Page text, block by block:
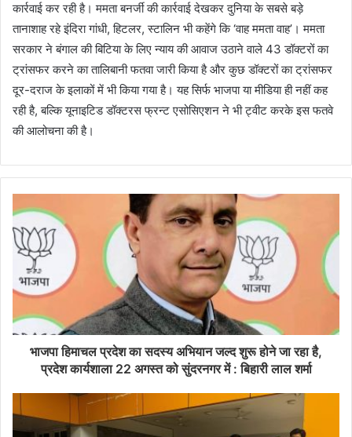
कार्रवाई कर रही है। ममता बनर्जी की कार्रवाई देखकर दुनिया के सबसे बड़े
तानाशाह रहे इंदिरा गांधी, हिटलर, स्टालिन भी कहेंगे कि ‘वाह ममता वाह’। ममता
सरकार ने बंगाल की बिटिया के लिए न्याय की आवाज उठाने वाले 43 डॉक्टरों का
ट्रांसफर करने का तालिबानी फतवा जारी किया है और कुछ डॉक्टरों का ट्रांसफर
दूर-दराज के इलाकों में भी किया गया है। यह सिर्फ भाजपा या मीडिया ही नहीं कह
रही है, बल्कि यूनाइटिड डॉक्टरस फ्रन्ट एसोसिएशन ने भी ट्वीट करके इस फतवे
की आलोचना की है।
भाजपा हिमाचल प्रदेश का सदस्य अभियान जल्द शुरू होने जा रहा है,
प्रदेश कार्यशाला 22 अगस्त को सुंदरनगर में : बिहारी लाल शर्मा